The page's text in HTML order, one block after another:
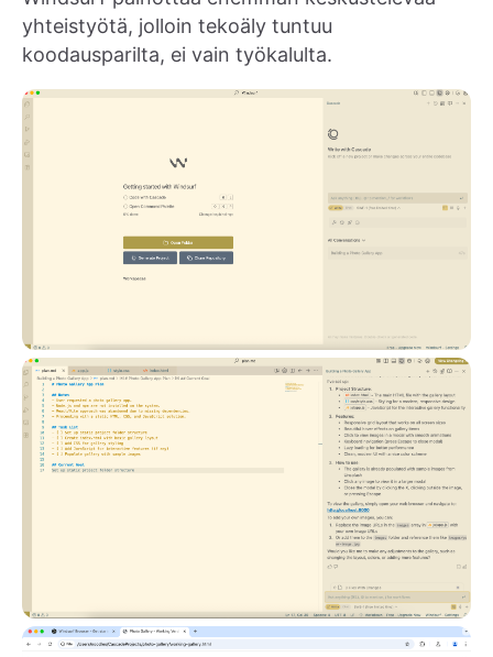
yhteistyötä, jolloin tekoäly tuntuu
koodausparilta, ei vain työkalulta.